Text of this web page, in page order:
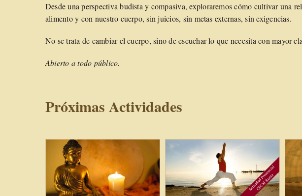
Desde una perspectiva budista y compasiva, exploraremos cómo cultivar una
alimento y con nuestro cuerpo, sin juicios, sin metas externas, sin exigencias.
No se trata de cambiar el cuerpo, sino de escuchar lo que necesita con mayor
Abierto a todo público.
Próximas Actividades